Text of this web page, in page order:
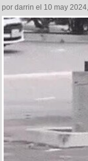
por darrin el 10 may